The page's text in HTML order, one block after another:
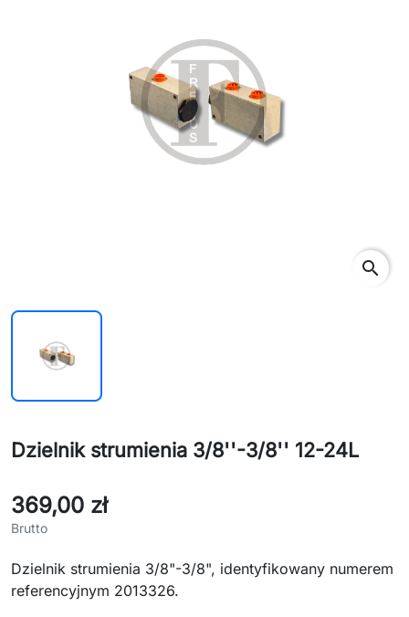
search
Dzielnik strumienia 3/8''-3/8'' 12-24L
369,00 zł
Brutto
Dzielnik strumienia 3/8"-3/8", identyfikowany numerem
referencyjnym 2013326.